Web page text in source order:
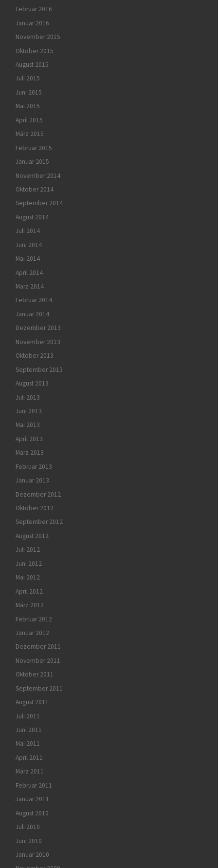
Februar 2016
Januar 2016
November 2015
Oktober 2015
August 2015
Juli 2015
Juni 2015
Mai 2015
April 2015
März 2015
Februar 2015
Januar 2015
November 2014
Oktober 2014
September 2014
August 2014
Juli 2014
Juni 2014
Mai 2014
April 2014
März 2014
Februar 2014
Januar 2014
Dezember 2013
November 2013
Oktober 2013
September 2013
August 2013
Juli 2013
Juni 2013
Mai 2013
April 2013
März 2013
Februar 2013
Januar 2013
Dezember 2012
Oktober 2012
September 2012
August 2012
Juli 2012
Juni 2012
Mai 2012
April 2012
März 2012
Februar 2012
Januar 2012
Dezember 2011
November 2011
Oktober 2011
September 2011
August 2011
Juli 2011
Juni 2011
Mai 2011
April 2011
März 2011
Februar 2011
Januar 2011
August 2010
Juli 2010
Juni 2010
Januar 2010